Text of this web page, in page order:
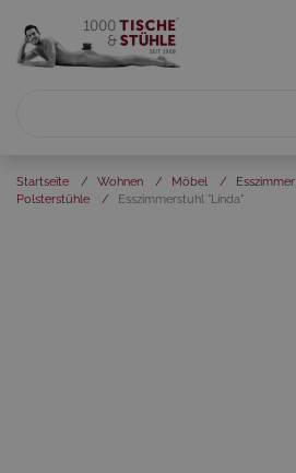
Startseite / Wohnen / Möbel / Esszimmer
Polsterstühle
/ Esszimmerstuhl "Linda"